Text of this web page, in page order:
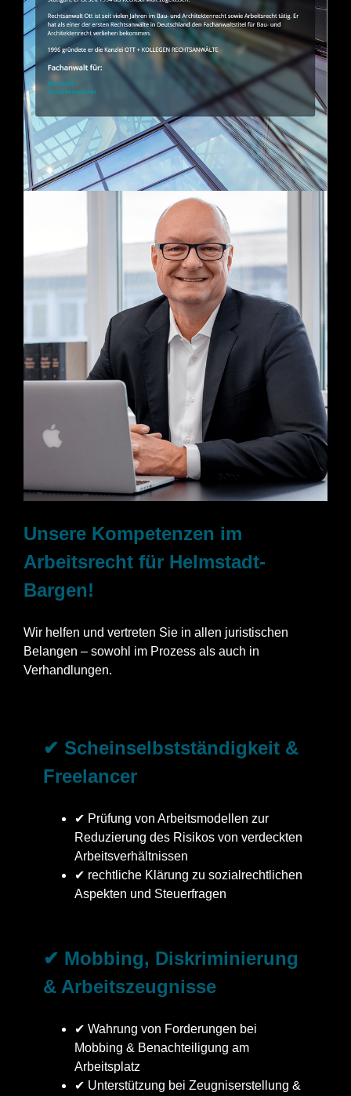
Unsere Kompetenzen im
Arbeitsrecht für Helmstadt-
Bargen!
Wir helfen und vertreten Sie in allen juristischen
Belangen – sowohl im Prozess als auch in
Verhandlungen.
✔ Scheinselbstständigkeit &
Freelancer
✔ Prüfung von Arbeitsmodellen zur
Reduzierung des Risikos von verdeckten
Arbeitsverhältnissen
✔ rechtliche Klärung zu sozialrechtlichen
Aspekten und Steuerfragen
✔ Mobbing, Diskriminierung
& Arbeitszeugnisse
✔ Wahrung von Forderungen bei
Mobbing & Benachteiligung am
Arbeitsplatz
✔ Unterstützung bei Zeugniserstellung &